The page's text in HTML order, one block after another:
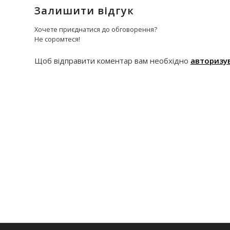
Залишити відгук
Хочете приєднатися до обговорення?
Не соромтеся!
Щоб відправити коментар вам необхідно